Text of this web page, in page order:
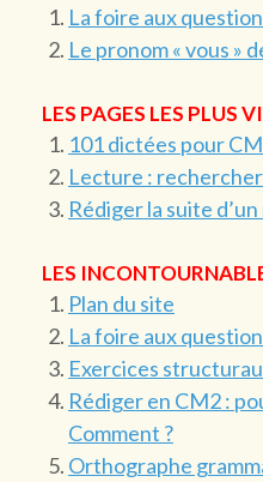
La foire aux
Le pronom « vous »
LES PAGES LES PLUS
101 dictées pour
Lecture :
Rédiger la suite
LES
Plan du site
La foire aux
Exercices
Rédiger en CM2 :
Comment ?
Orthographe